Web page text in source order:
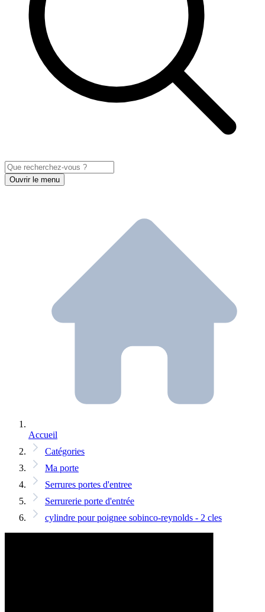
Ouvrir le menu
Accueil
Catégories
Ma porte
Serrures portes d'entree
Serrurerie porte d'entrée
cylindre pour poignee sobinco-reynolds - 2 cles